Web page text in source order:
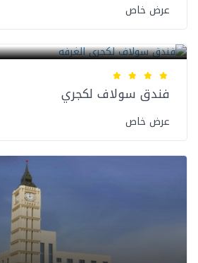
عرض خاص
فندق سولاف لكجري
عرض خاص